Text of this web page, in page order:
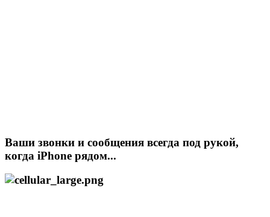
Ваши звонки и сообщения всегда под рукой,
когда iPhone рядом...